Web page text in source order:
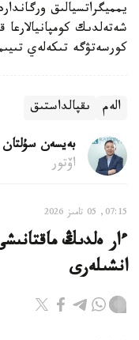
يمميگراتسيالىق
شەتەلدىك
كورسەتۋگە تىكەلەي
الەم ىقپالداستىق
بەيسەن سۇلتان
اۆتور
07:15, 05 تامىز 2026
ءار ەلدىڭ
انشىلەرى